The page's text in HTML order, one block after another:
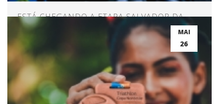
ESTÁ CHEGANDO A ETAPA SALVADOR DA
COPA NORDESTE!
MAI
26